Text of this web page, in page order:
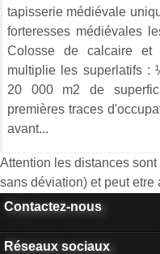
tapisserie médiévale
forteresses médiévales
Colosse de calcaire et
multiplie les superlatifs :
20 000 m2 de
premières traces
avant...
Attention les distances
sans déviation) et peut etre
Contactez-nous
Réseaux sociaux